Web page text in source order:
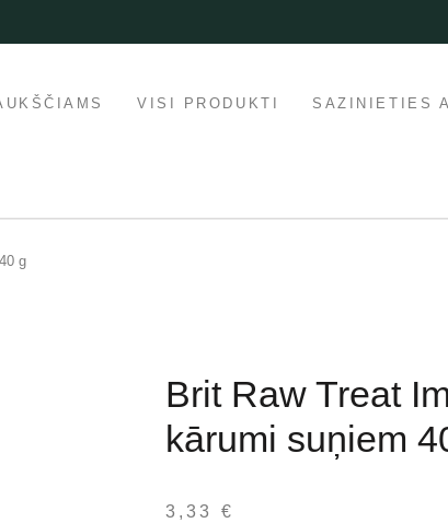
VISI PRODUKTI SAZINIETIES
g
Brit Raw Treat
kārumi suņiem
3,33 €